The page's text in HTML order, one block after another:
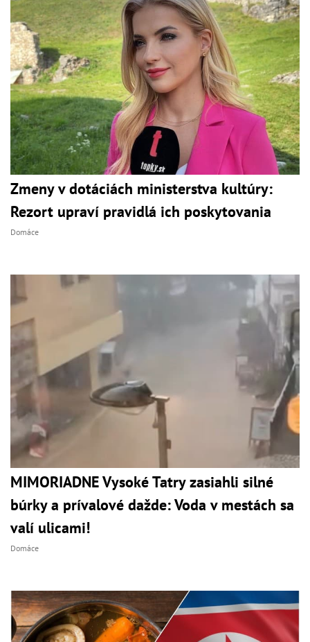
Zmeny v dotáciách ministerstva kultúry:
Rezort upraví pravidlá ich poskytovania
Domáce
MIMORIADNE Vysoké Tatry zasiahli silné
búrky a prívalové dažde: Voda v mestách sa
valí ulicami!
Domáce